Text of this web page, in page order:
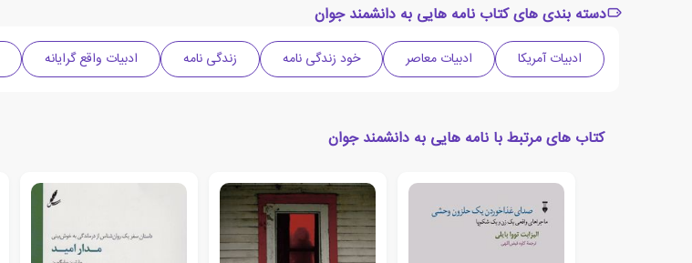
دسته بندی های کتاب نامه هایی به دانشمند جوان
ادبیات آمریکا ادبیات معاصر خود زندگی نامه زندگی نامه ادبیات واقع گرایانه
کتاب های مرتبط با نامه هایی به دانشمند جوان